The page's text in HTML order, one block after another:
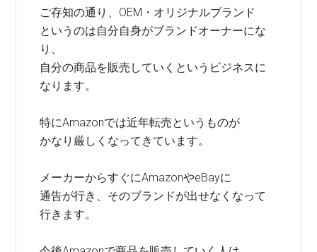
ご存知の通り、OEM・オリジナルブランド
というのは自分自身がブランドオーナーにな
り、
自分の商品を販売していくというビジネスに
なります。
特にAmazonでは近年転売というものが
かなり厳しくなってきています。
メーカーからすぐにAmazonやeBayに
通告が行き、そのブランドが出せなくなって
行きます。